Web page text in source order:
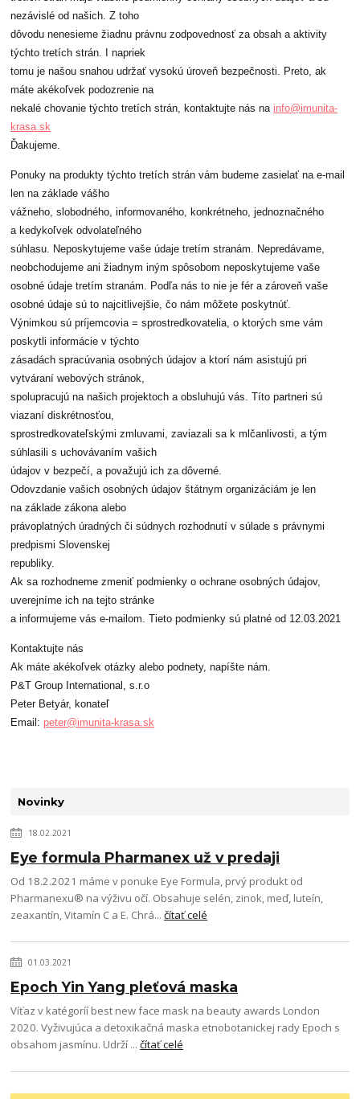
Novinky
18.02.2021
Eye formula Pharmanex už v predaji
Od 18.2.2021 máme v ponuke Eye Formula, prvý produkt od
Pharmanexu® na výživu očí. Obsahuje selén, zinok, meď, luteín,
zeaxantín, Vitamín C a E. Chrá...čítať celé
01.03.2021
Epoch Yin Yang pleťová maska
Víťaz v katégoríí best new face mask na beauty awards London
2020. Vyživujúca a detoxikačná maska etnobotanickej rady Epoch s
obsahom jasmínu. Udrží ...čítať celé
nezávislé od našich. Z toho
dôvodu nenesieme žiadnu právnu zodpovednosť za obsah a aktivity
týchto tretích strán. I napriek
tomu je našou snahou udržať vysokú úroveň bezpečnosti. Preto, ak
máte akékoľvek podozrenie na
nekalé chovanie týchto tretích strán, kontaktujte nás na info@imunita-
krasa.sk
Ďakujeme.
Ponuky na produkty týchto tretích strán vám budeme zasielať na e-mail
len na základe vášho
vážneho, slobodného, informovaného, konkrétneho, jednoznačného
a kedykoľvek odvolateľného
súhlasu. Neposkytujeme vaše údaje tretím stranám. Nepredávame,
neobchodujeme ani žiadnym iným spôsobom neposkytujeme vaše
osobné údaje tretím stranám. Podľa nás to nie je fér a zároveň vaše
osobné údaje sú to najcitlivejšie, čo nám môžete poskytnúť.
Výnimkou sú príjemcovia = sprostredkovatelia, o ktorých sme vám
poskytli informácie v týchto
zásadách spracúvania osobných údajov a ktorí nám asistujú pri
vytváraní webových stránok,
spolupracujú na našich projektoch a obsluhujú vás. Títo partneri sú
viazaní diskrétnosťou,
sprostredkovateľskými zmluvami, zaviazali sa k mlčanlivosti, a tým
súhlasili s uchovávaním vašich
údajov v bezpečí, a považujú ich za dôverné.
Odovzdanie vašich osobných údajov štátnym organizáciám je len
na základe zákona alebo
právoplatných úradných či súdnych rozhodnutí v súlade s právnymi
predpismi Slovenskej
republiky.
Ak sa rozhodneme zmeniť podmienky o ochrane osobných údajov,
uverejníme ich na tejto stránke
a informujeme vás e-mailom. Tieto podmienky sú platné od 12.03.2021
Kontaktujte nás
Ak máte akékoľvek otázky alebo podnety, napíšte nám.
P&T Group International, s.r.o
Peter Betyár, konateľ
Email: peter@imunita-krasa.sk